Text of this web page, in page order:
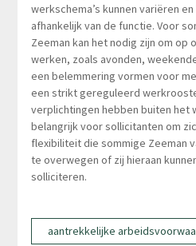
werkschema’s kunnen variëren
afhankelijk van de functie. Voor
Zeeman kan het nodig zijn om op
werken, zoals avonden,
een belemmering vormen voor
een strikt gereguleerd
verplichtingen hebben buiten het
belangrijk voor sollicitanten om
flexibiliteit die sommige Zeeman
te overwegen of zij hieraan
solliciteren.
aantrekkelijke